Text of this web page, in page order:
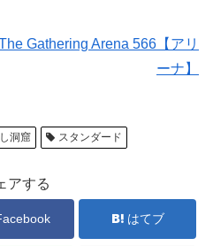
Gathering Arena 566【アリ
ーナ】
洞窟 スタンダード
アする
はてブ